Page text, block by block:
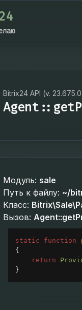
Bitrix24 API (v.
Модуль: sale
Путь к файлу: ~/
Класс:
Вызов:
static function
{
return
}